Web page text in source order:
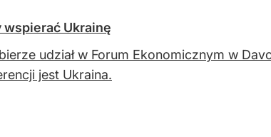
wspierać Ukrainę
udział w Forum Ekonomicznym w
jest Ukraina.